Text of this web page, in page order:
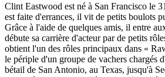
Clint Eastwood est né à San Francisco le
est faite d'errances, il vit de petits boulots
Grâce à l'aide de quelques amis, il entre
débute sa carrière d'acteur par de petits
obtient l'un des rôles principaux dans «
le périple d'un groupe de vachers chargés
bétail de San Antonio, au Texas, jusqu'à